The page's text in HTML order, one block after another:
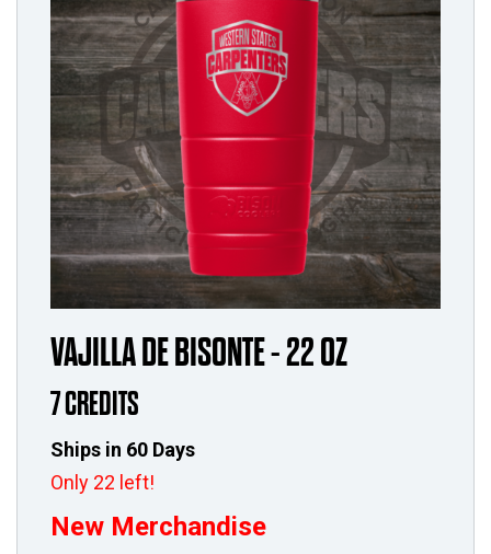
VAJILLA DE BISONTE - 22 OZ
7 CREDITS
Ships in 60 Days
Only 22 left!
New Merchandise